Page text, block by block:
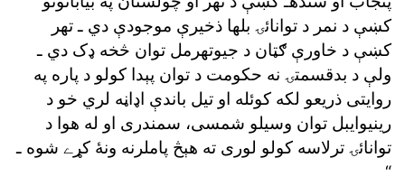
کښې د نمر د توانائۍ بلها ذخيرې موجودې دي ـ تهر
کښې د خاورې ګټان د جيوتهرمل توان څخه ډک دي ـ
ولې د بدقسمتۍ نه حکومت د توان پېدا کولو د پاره په
روايتى ذريعو لکه کوئله او تيل باندې اډاڼه لري خو د
رينيوايبل توان وسيلو شمسى، سمندرى او له هوا د
توانائۍ ترلاسه کولو لورى ته هېڅ پاملرنه ونۀ کړے شوه ـ
“